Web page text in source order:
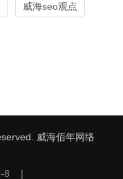
威海seo观点
威海佰年网络
8
|